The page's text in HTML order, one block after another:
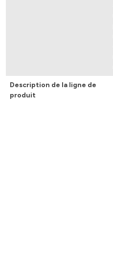
Description de la ligne de
produit